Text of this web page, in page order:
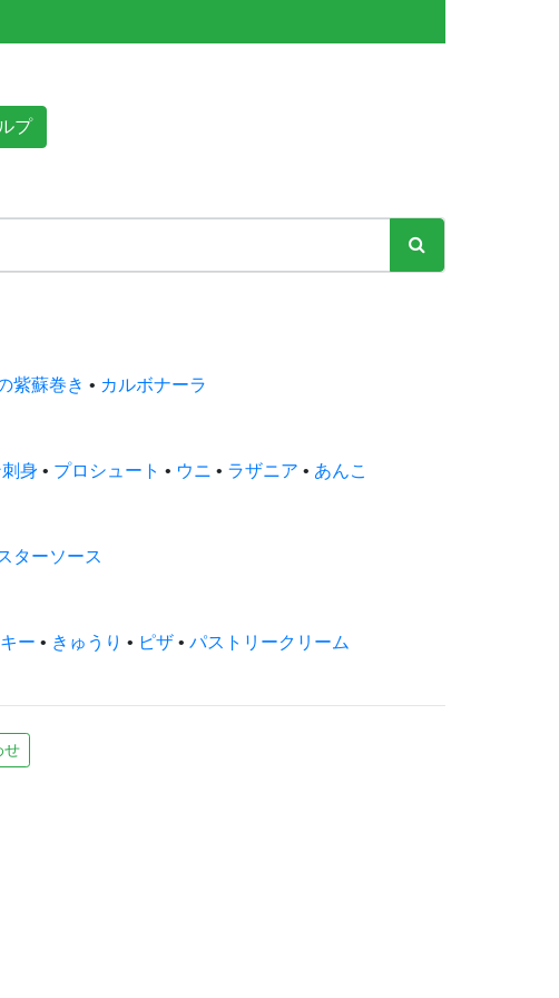
プ
紫蘇巻き • カルボナーラ
身 • プロシュート • ウニ • ラザニア • あんこ
ターソース
ー • きゅうり • ピザ • パストリークリーム
せ